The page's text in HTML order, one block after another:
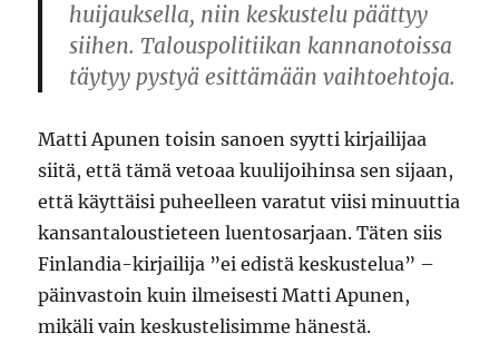
huijauksella, niin keskustelu päättyy
siihen. Talouspolitiikan kannanotoissa
täytyy pystyä esittämään vaihtoehtoja.
Matti Apunen toisin sanoen syytti kirjailijaa
siitä, että tämä vetoaa kuulijoihinsa sen sijaan,
että käyttäisi puheelleen varatut viisi minuuttia
kansantaloustieteen luentosarjaan. Täten siis
Finlandia-kirjailija ”ei edistä keskustelua” –
päinvastoin kuin ilmeisesti Matti Apunen,
mikäli vain keskustelisimme hänestä.